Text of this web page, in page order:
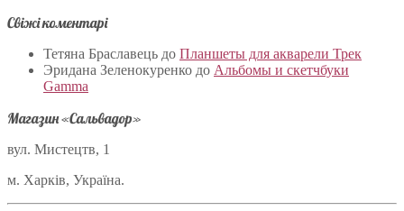
Свіжі коментарі
Тетяна Браславець до Планшеты для акварели Трек
Эридана Зеленокуренко до Альбомы и скетчбуки
Gamma
Магазин «Сальвадор»
вул. Мистецтв, 1
м. Харків, Україна.